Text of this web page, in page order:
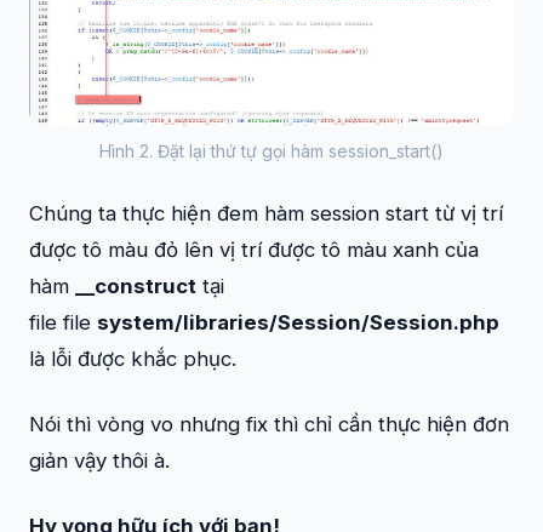
Hình 2. Đặt lại thứ tự gọi hàm session_start()
Chúng ta thực hiện đem hàm session start từ vị trí
được tô màu đỏ lên vị trí được tô màu xanh của
hàm
__construct tại
file file system/libraries/Session/Session.php
là lỗi được khắc phục.
Nói thì vòng vo nhưng fix thì chỉ cần thực hiện đơn
giản vậy thôi à.
Hy vọng hữu ích với bạn!